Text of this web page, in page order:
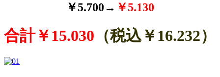
￥5.700→ ￥5.130
合計￥15.030 （税込￥16.232）